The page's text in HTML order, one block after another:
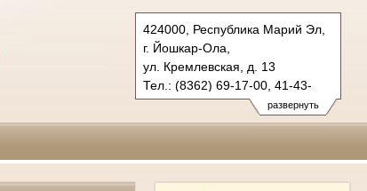
развернуть
424000, Республика Марий Эл,
г. Йошкар-Ола,
ул. Кремлевская, д. 13
Тел.: (8362) 69-17-00, 41-43-
89 (ф.)
vs.mari@sudrf.ru